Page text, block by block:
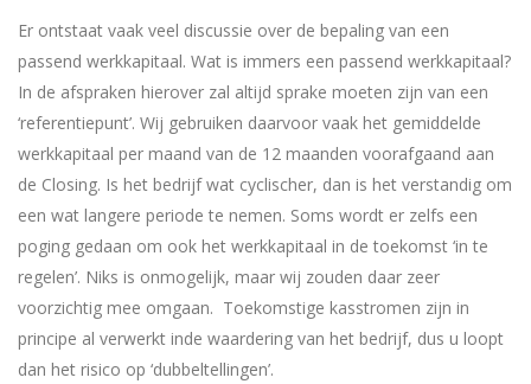
Er ontstaat vaak veel discussie over de bepaling van een
passend werkkapitaal. Wat is immers een passend werkkapitaal?
In de afspraken hierover zal altijd sprake moeten zijn van een
‘referentiepunt’. Wij gebruiken daarvoor vaak het gemiddelde
werkkapitaal per maand van de 12 maanden voorafgaand aan
de Closing. Is het bedrijf wat cyclischer, dan is het verstandig om
een wat langere periode te nemen. Soms wordt er zelfs een
poging gedaan om ook het werkkapitaal in de toekomst ‘in te
regelen’. Niks is onmogelijk, maar wij zouden daar zeer
voorzichtig mee omgaan. Toekomstige kasstromen zijn in
principe al verwerkt inde waardering van het bedrijf, dus u loopt
dan het risico op ‘dubbeltellingen’.